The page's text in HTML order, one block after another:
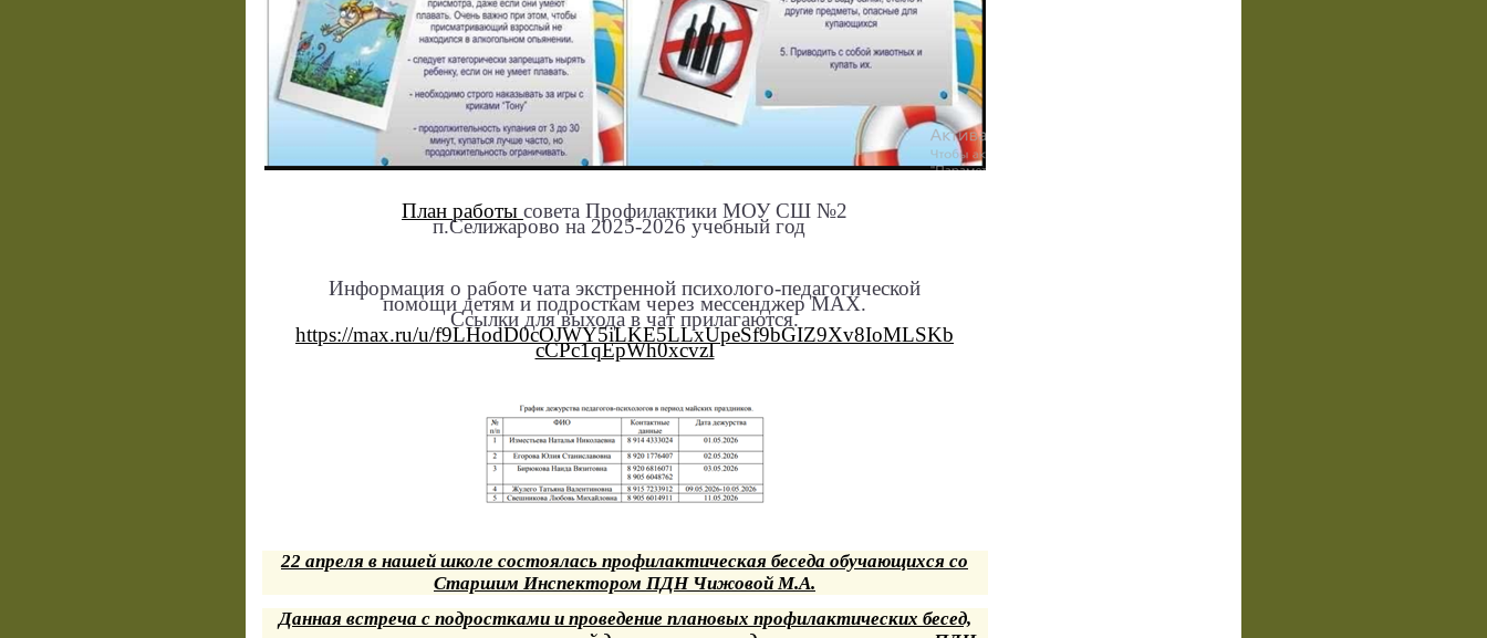
План работы совета Профилактики МОУ СШ №2
п.Селижарово на 2025-2026 учебный год
Информация о работе чата экстренной психолого-педагогической
помощи детям и подросткам через мессенджер MAX.
Ссылки для выхода в чат прилагаются.
https://max.ru/u/f9LHodD0cOJWY5iLKE5LLxUpeSf9bGIZ9Xv8IoMLSKb
cCPc1qEpWh0xcvzI
22 апреля в нашей школе состоялась профилактическая беседа обучающихся со
Старшим Инспектором ПДН Чижовой М.А.
Данная встреча с подростками и проведение плановых профилактических бесед,